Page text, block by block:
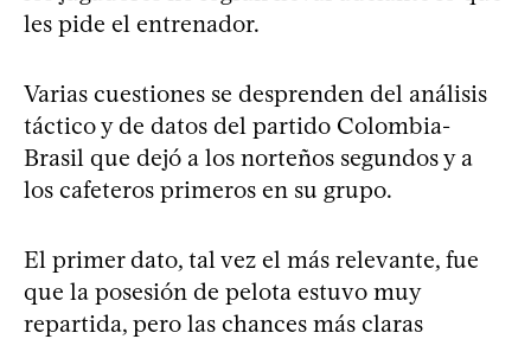
les pide el entrenador.
Varias cuestiones se desprenden del análisis
táctico y de datos del partido Colombia-
Brasil que dejó a los norteños segundos y a
los cafeteros primeros en su grupo.
El primer dato, tal vez el más relevante, fue
que la posesión de pelota estuvo muy
repartida, pero las chances más claras